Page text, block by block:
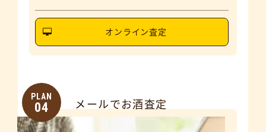
オンライン査定
PLAN
04 メールでお酒査定